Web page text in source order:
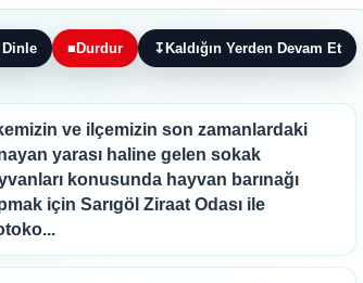
■ Durdur ↧ Kaldığın Yerden Devam Et
ve ilçemizin son zamanlardaki
yarası haline gelen sokak
konusunda hayvan barınağı
için Sarıgöl Ziraat Odası ile